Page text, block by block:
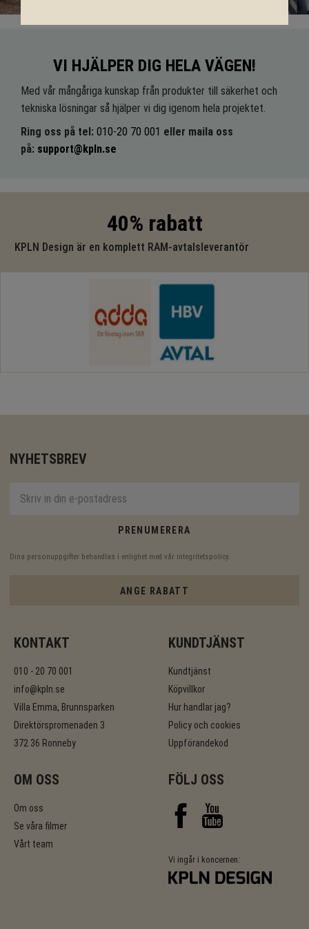
VI HJÄLPER DIG HELA VÄGEN!
Med vår mångåriga kunskap från produkter till säkerhet och
tekniska lösningar så hjälper vi dig igenom hela projektet.
Ring oss på tel: 010-20 70 001 eller maila oss
på: support@kpln.se
40% rabatt
KPLN Design är en komplett RAM-avtalsleverantör
NYHETSBREV
PRENUMERERA
Dina personuppgifter behandlas i enlighet med vår integritetspolicy
ANGE RABATT
KONTAKT
010 - 20 70 001
info@kpln.se
Villa Emma, Brunnsparken
Direktörspromenaden 3
372 36 Ronneby
KUNDTJÄNST
Kundtjänst
Köpvillkor
Hur handlar jag?
Policy och cookies
Uppförandekod
OM OSS
Om oss
Se våra filmer
Vårt team
FÖLJ OSS
Vi ingår i koncernen: